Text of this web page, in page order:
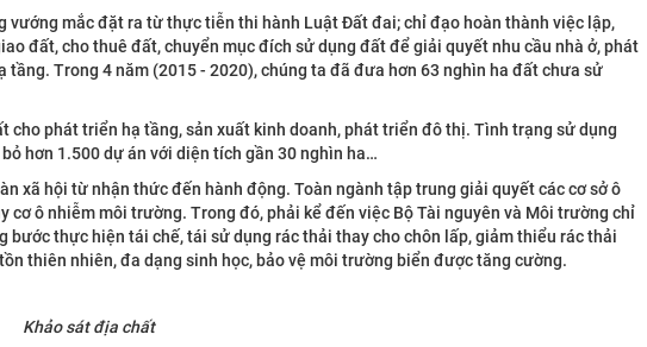
mắc đặt ra từ thực tiễn thi hành Luật Đất đai; chỉ đạo hoàn thành việc lập,
đất, cho thuê đất, chuyển mục đích sử dụng đất để giải quyết nhu cầu nhà ở, phát
Trong 4 năm (2015 - 2020), chúng ta đã đưa hơn 63 nghìn ha đất chưa sử
phát triển hạ tầng, sản xuất kinh doanh, phát triển đô thị. Tình trạng sử dụng
hơn 1.500 dự án với diện tích gần 30 nghìn ha…
xã hội từ nhận thức đến hành động. Toàn ngành tập trung giải quyết các cơ sở ô
ô nhiễm môi trường. Trong đó, phải kể đến việc Bộ Tài nguyên và Môi trường chỉ
thực hiện tái chế, tái sử dụng rác thải thay cho chôn lấp, giảm thiểu rác thải
thiên nhiên, đa dạng sinh học, bảo vệ môi trường biển được tăng cường.
Khảo sát địa chất